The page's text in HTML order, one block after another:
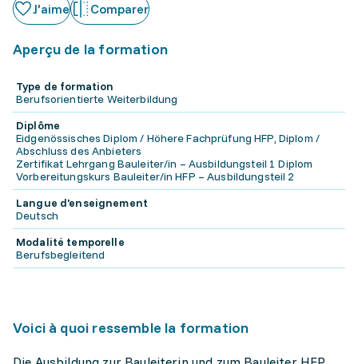
J'aime Comparer
Aperçu de la formation
Type de formation
Berufsorientierte Weiterbildung
Diplôme
Eidgenössisches Diplom / Höhere Fachprüfung HFP, Diplom /
Abschluss des Anbieters
Zertifikat Lehrgang Bauleiter/in – Ausbildungsteil 1 Diplom
Vorbereitungskurs Bauleiter/in HFP – Ausbildungsteil 2
Langue d'enseignement
Deutsch
Modalité temporelle
Berufsbegleitend
Voici à quoi ressemble la formation